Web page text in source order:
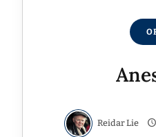
Reidar Lie